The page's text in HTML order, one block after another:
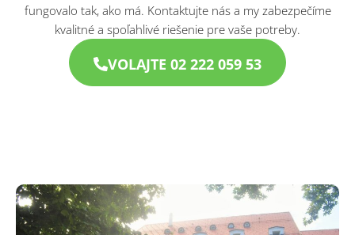
fungovalo tak, ako má. Kontaktujte nás a my zabezpečíme
kvalitné a spoľahlivé riešenie pre vaše potreby.
VOLAJTE 02 222 059 53